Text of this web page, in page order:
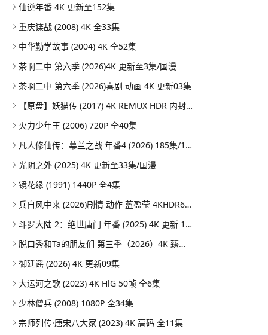
仙逆年番 4K 更新至152集
重庆谍战 (2008) 4K 全33集
中华勤学故事 (2004) 4K 全52集
茶啊二中 第六季 (2026)4K 更新至3集/国漫
茶啊二中 第六季 (2026)喜剧 动画 4K 更新03集
【原盘】妖猫传 (2017) 4K REMUX HDR 内封简英双语字幕
火力少年王 (2006) 720P 全40集
凡人修仙传：幕兰之战‎ 年番4 (2026) 185集/1080P
光阴之外 (2025) 4K 更新至33集/国漫
镜花缘 (1991) 1440P 全4集
兵自风中来 (2026)剧情 动作 蓝盈莹 4KHDR60FPS 更新20集
斗罗大陆 2：绝世唐门 年番 (2025) 4K 更新 164集/国漫
脱口秀和Ta的朋友们 第三季（2026）4K 臻彩MAX+ 50FPS 高码率 更0731期
御廷谣 (2026) 4K 更新09集
大运河之歌 (2023) 4K HlG 50帧 全6集
少林僧兵 (2008) 1080P 全34集
宗师列传·唐宋八大家 (2023) 4K 高码 全11集